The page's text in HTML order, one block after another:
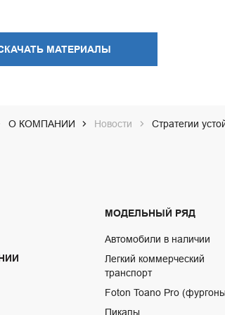
МАТЕРИАЛЫ
О КОМПАНИИ Новости Стратегии
МОДЕЛЬНЫЙ РЯД
Автомобили в наличии
Легкий коммерческий
транспорт
Foton Toano Pro
Пикапы